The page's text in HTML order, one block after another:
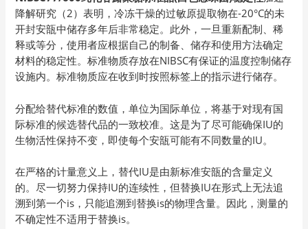
降解研究（2）表明，冷冻干燥的过敏原提取物在-20°C的未
开封安瓿中储存多年后非常稳定。此外，一旦重新配制、稀
释或等分，使用者应根据自己的制备、储存和使用方法确定
材料的稳定性。标准物质存放在NIBSC有保证的温度控制储存
设施内。标准物质应在收到时按照标签上的指示进行储存。
分配给替代标准的数值，单位为国际单位，将基于对现有国
际标准的候选替代品的一致校准。这是为了尽可能确保IU的
生物活性保持不变，即使每个安瓿可能有不同数量的IU。
在严格的计量意义上，替代IU是由新标准安瓿的含量定义
的。尽一切努力保持IU的连续性，但替换IU在形式上无法追
溯到第一个is，只能追溯到替换is的物理含量。因此，测量的
不确定性不适用于替换is。